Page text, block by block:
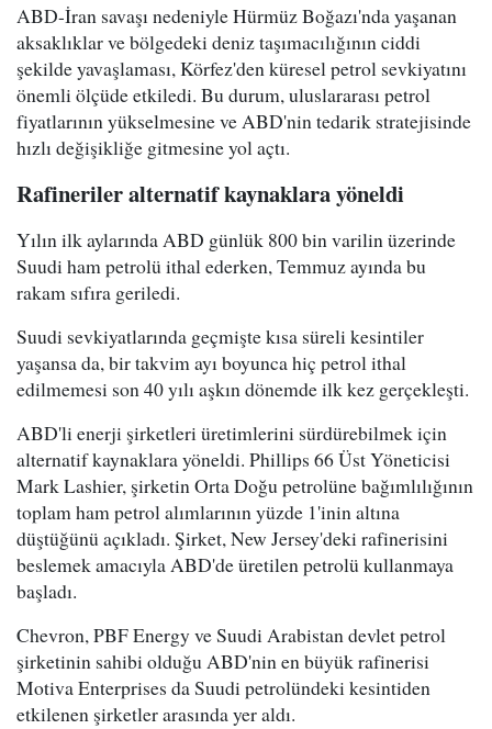
ABD-İran savaşı nedeniyle Hürmüz Boğazı'nda yaşanan
aksaklıklar ve bölgedeki deniz taşımacılığının ciddi
şekilde yavaşlaması, Körfez'den küresel petrol sevkiyatını
önemli ölçüde etkiledi. Bu durum, uluslararası petrol
fiyatlarının yükselmesine ve ABD'nin tedarik stratejisinde
hızlı değişikliğe gitmesine yol açtı.
Rafineriler alternatif kaynaklara yöneldi
Yılın ilk aylarında ABD günlük 800 bin varilin üzerinde
Suudi ham petrolü ithal ederken, Temmuz ayında bu
rakam sıfıra geriledi.
Suudi sevkiyatlarında geçmişte kısa süreli kesintiler
yaşansa da, bir takvim ayı boyunca hiç petrol ithal
edilmemesi son 40 yılı aşkın dönemde ilk kez gerçekleşti.
ABD'li enerji şirketleri üretimlerini sürdürebilmek için
alternatif kaynaklara yöneldi. Phillips 66 Üst Yöneticisi
Mark Lashier, şirketin Orta Doğu petrolüne bağımlılığının
toplam ham petrol alımlarının yüzde 1'inin altına
düştüğünü açıkladı. Şirket, New Jersey'deki rafinerisini
beslemek amacıyla ABD'de üretilen petrolü kullanmaya
başladı.
Chevron, PBF Energy ve Suudi Arabistan devlet petrol
şirketinin sahibi olduğu ABD'nin en büyük rafinerisi
Motiva Enterprises da Suudi petrolündeki kesintiden
etkilenen şirketler arasında yer aldı.